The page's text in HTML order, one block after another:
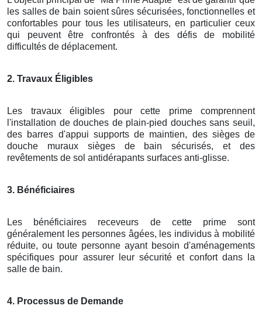
les salles de bain soient sûres sécurisées, fonctionnelles et
confortables pour tous les utilisateurs, en particulier ceux
qui peuvent être confrontés à des défis de mobilité
difficultés de déplacement.
2. Travaux Éligibles
Les travaux éligibles pour cette prime comprennent
l'installation de douches de plain-pied douches sans seuil,
des barres d'appui supports de maintien, des sièges de
douche muraux sièges de bain sécurisés, et des
revêtements de sol antidérapants surfaces anti-glisse.
3. Bénéficiaires
Les bénéficiaires receveurs de cette prime sont
généralement les personnes âgées, les individus à mobilité
réduite, ou toute personne ayant besoin d'aménagements
spécifiques pour assurer leur sécurité et confort dans la
salle de bain.
4. Processus de Demande